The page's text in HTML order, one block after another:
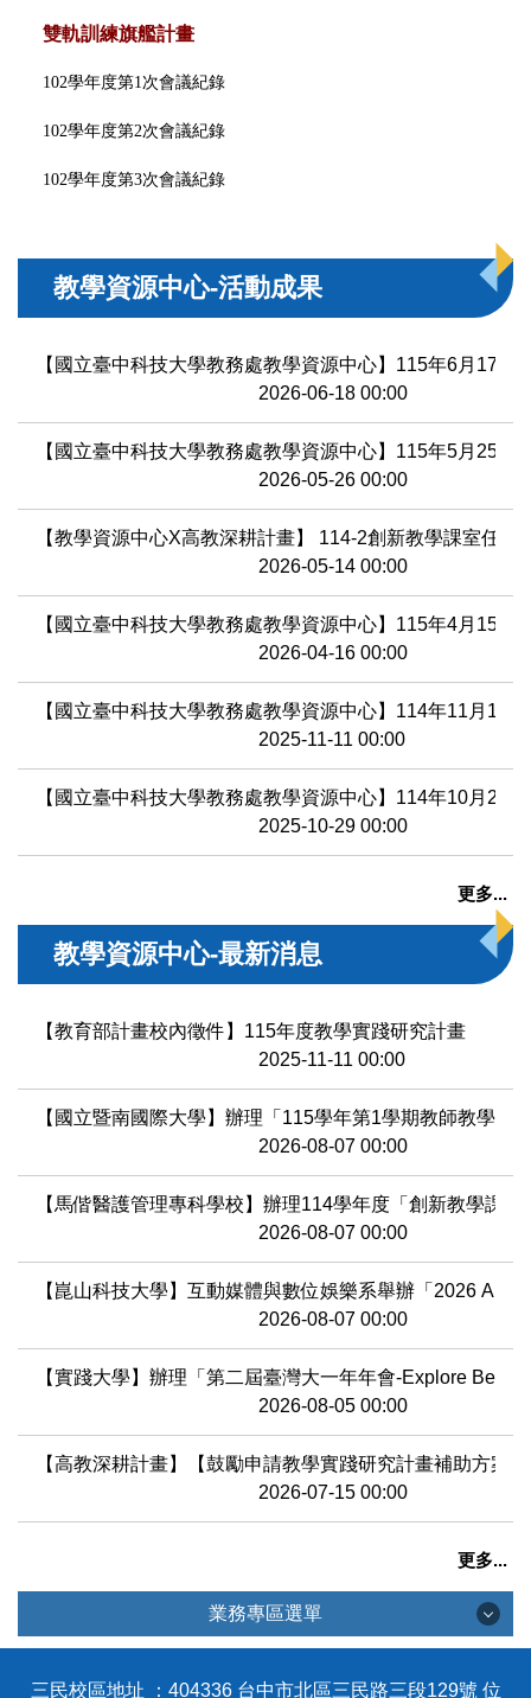
雙軌訓練旗艦計畫
102學年度第1次會議紀錄
102學年度第2次會議紀錄
102學年度第3次會議紀錄
教學資源中心-活動成果
【國立臺中科技大學教務處教學資源中心】115年6月17
2026-06-18 00:00
【國立臺中科技大學教務處教學資源中心】115年5月25
2026-05-26 00:00
【教學資源中心X高教深耕計畫】 114-2創新教學課室任務
2026-05-14 00:00
【國立臺中科技大學教務處教學資源中心】115年4月15日
2026-04-16 00:00
【國立臺中科技大學教務處教學資源中心】114年11月10
2025-11-11 00:00
【國立臺中科技大學教務處教學資源中心】114年10月21
2025-10-29 00:00
更多...
教學資源中心-最新消息
【教育部計畫校內徵件】115年度教學實踐研究計畫
2025-11-11 00:00
【國立暨南國際大學】辦理「115學年第1學期教師教學知
2026-08-07 00:00
【馬偕醫護管理專科學校】辦理114學年度「創新教學課程
2026-08-07 00:00
【崑山科技大學】互動媒體與數位娛樂系舉辦「2026
2026-08-07 00:00
【實踐大學】辦理「第二屆臺灣大一年年會-Explore
2026-08-05 00:00
【高教深耕計畫】【鼓勵申請教學實踐研究計畫補助方案
2026-07-15 00:00
更多...
業務專區選單
三民校區地址 ：404336 台中市北區三民路三段129號 位